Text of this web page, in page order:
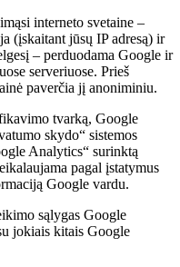
interneto svetaine –
(įskaitant jūsų IP adresą) ir
– perduodama Google ir
serveriuose. Prieš
paverčia jį anoniminiu.
tvarką, Google
skydo“ sistemos
Analytics“ surinktą
pagal įstatymus
Google vardu.
sąlygas Google
jokiais kitais Google